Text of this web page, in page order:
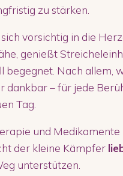
zu stärken.
vorsichtig in die
genießt
begegnet. Nach allem,
dankbar – für jede
Tag.
und Medikamente
der kleine Kämpfer
unterstützen.